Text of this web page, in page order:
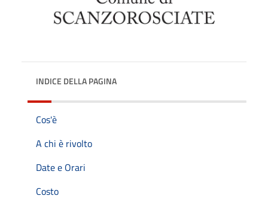
INDICE DELLA PAGINA
Cos'è
A chi è rivolto
Date e Orari
Costo